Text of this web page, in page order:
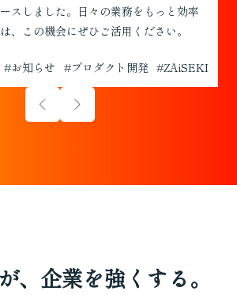
スしました。日々の業務をもっと効率
、この機会にぜひご活用ください。
#ZAiSEKI
#プロダクト開発
#お知らせ
、企業を強くする。